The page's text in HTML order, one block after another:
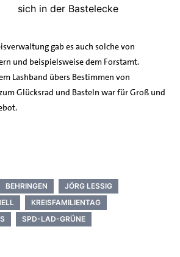
sich in der Bastelecke
gab es auch solche von
und beispielsweise dem Forstamt.
Lashband übers Bestimmen von
Glücksrad und Basteln war für Groß und
BEHRINGEN
JÖRG LESSIG
KREISFAMILIENTAG
SPD-LAD-GRÜNE